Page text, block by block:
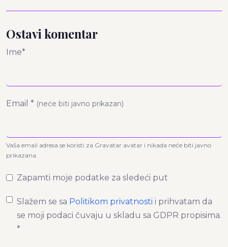
Ostavi komentar
Ime*
Email * (neće biti javno prikazan)
Vaša email adresa se koristi za Gravatar avatar i nikada neće biti javno
prikazana.
Zapamti moje podatke za sledeći put
Slažem se sa Politikom privatnosti i prihvatam da
se moji podaci čuvaju u skladu sa GDPR propisima.
*